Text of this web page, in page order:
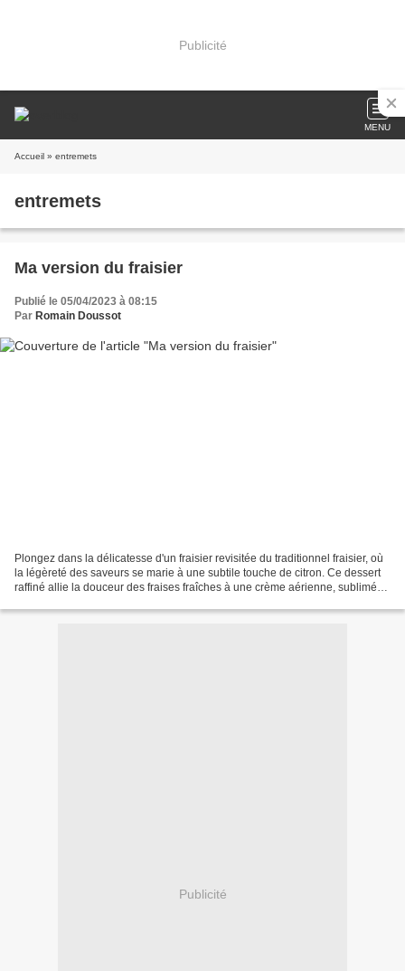
Publicité
MENU
Accueil » entremets
entremets
Ma version du fraisier
Publié le 05/04/2023 à 08:15
Par Romain Doussot
Plongez dans la délicatesse d'un fraisier revisitée du traditionnel fraisier, où
la légèreté des saveurs se marie à une subtile touche de citron. Ce dessert
raffiné allie la douceur des fraises fraîches à une crème aérienne, sublimée
Publicité